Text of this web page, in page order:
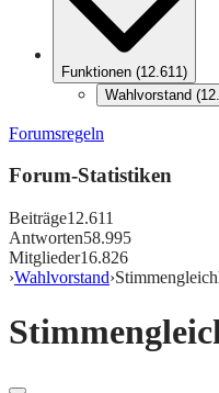
Funktionen (12.611)
Wahlvorstand (
Forumsregeln
Forum-Statistiken
Beiträge12.611
Antworten58.995
Mitglieder16.826
›Wahlvorstand›